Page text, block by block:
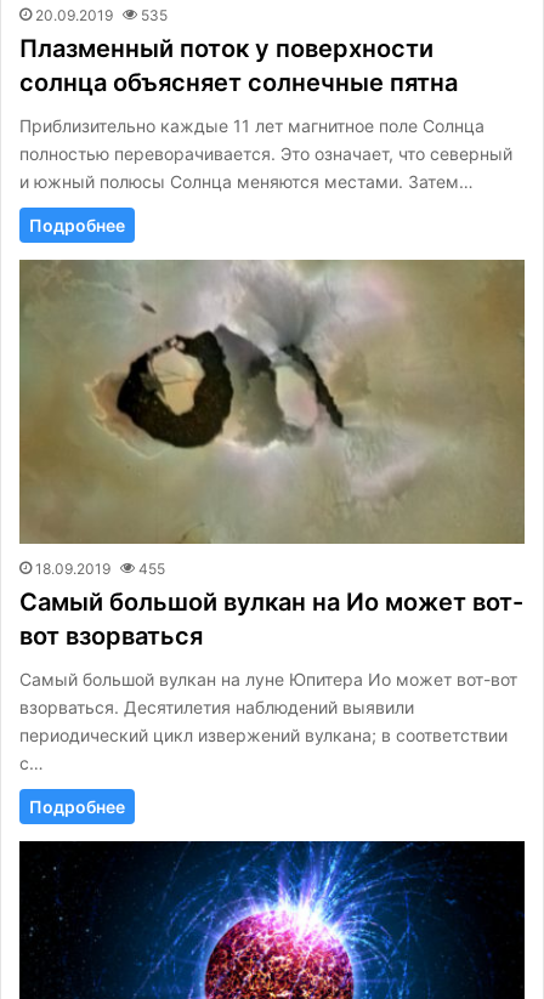
20.09.2019 535
Плазменный поток у поверхности
солнца объясняет солнечные пятна
Приблизительно каждые 11 лет магнитное поле Солнца
полностью переворачивается. Это означает, что северный
и южный полюсы Солнца меняются местами. Затем…
Подробнее
18.09.2019 455
Самый большой вулкан на Ио может вот-
вот взорваться
Самый большой вулкан на луне Юпитера Ио может вот-вот
взорваться. Десятилетия наблюдений выявили
периодический цикл извержений вулкана; в соответствии
с…
Подробнее